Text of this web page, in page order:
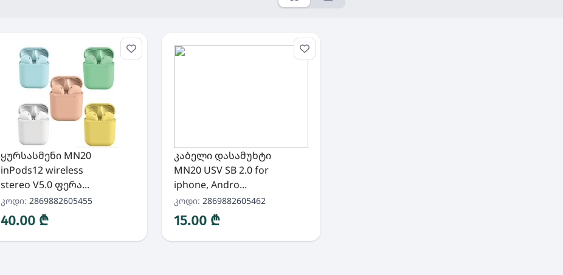
ყურსასმენი MN20
inPods12 wireless
stereo V5.0 ფერა...
კოდი: 2869882605455
40.00 ₾
კაბელი დასამუხტი
MN20 USV SB 2.0 for
iphone, Andro...
კოდი: 2869882605462
15.00 ₾